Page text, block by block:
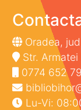
Oradea,
Str. Armatei
0774 652
Lu-Vi: